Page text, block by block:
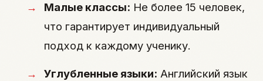
Малые классы: Не более 15 человек,
что гарантирует индивидуальный
подход к каждому ученику.
Углубленные языки: Английский язык